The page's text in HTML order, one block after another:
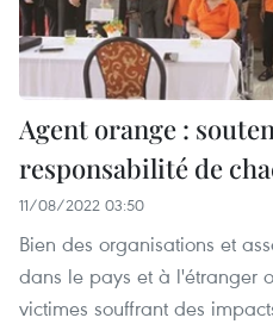
Agent orange :
responsabilité de
11/08/2022 03:50
Bien des organisations et
dans le pays et à l'étranger
victimes souffrant des